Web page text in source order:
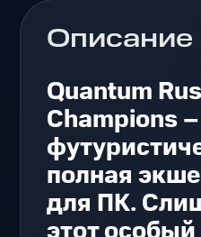
Описание
Quantum
Champions
полная
для ПК.